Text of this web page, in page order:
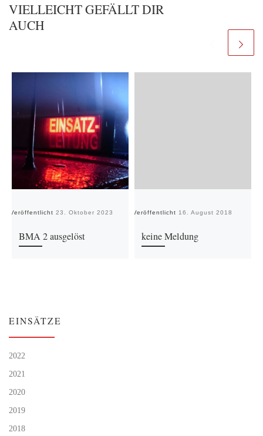
VIELLEICHT GEFÄLLT DIR
AUCH
Veröffentlicht 23. Oktober 2023
BMA 2 ausgelöst
Veröffentlicht 16. August 2018
keine Meldung
EINSÄTZE
2022
2021
2020
2019
2018